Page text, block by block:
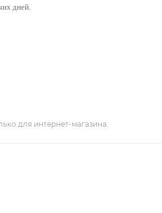
дней.
для интернет-магазина.